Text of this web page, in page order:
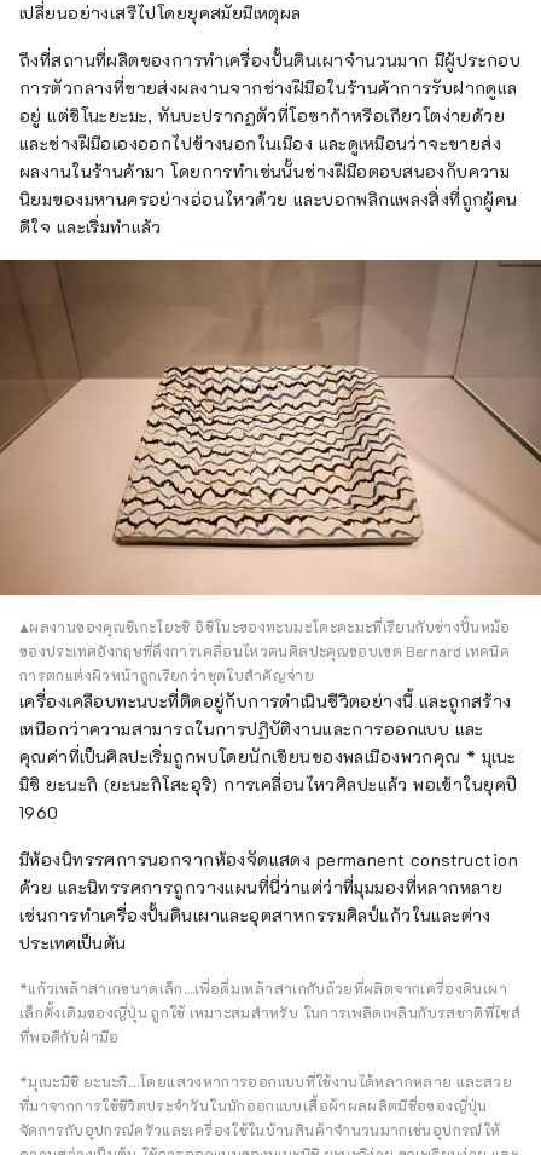
เปลี่ยนอย่างเสรีไปโดยยุคสมัยมีเหตุผล
ถึงที่สถานที่ผลิตของการทำเครื่องปั้นดินเผาจำนวนมาก มีผู้ประกอบ
การตัวกลางที่ขายส่งผลงานจากช่างฝีมือในร้านค้าการรับฝากดูแล
อยู่ แต่ชิโนะยะมะ, ทันบะปรากฏตัวที่โอซาก้าหรือเกียวโตง่ายด้วย
และช่างฝีมือเองออกไปข้างนอกในเมือง และดูเหมือนว่าจะขายส่ง
ผลงานในร้านค้ามา โดยการทำเช่นนั้นช่างฝีมือตอบสนองกับความ
นิยมของมหานครอย่างอ่อนไหวด้วย และบอกพลิกแพลงสิ่งที่ถูกผู้คน
ดีใจ และเริ่มทำแล้ว
▲ผลงานของคุณชิเกะโยะชิ อิชิโนะของทะนมะโดะคะมะที่เรียนกับช่างปั้นหม้อ
ของประเทศอังกฤษที่ดึงการเคลื่อนไหวคนศิลปะคุณขอบเขต Bernard เทคนิค
การตกแต่งผิวหน้าถูกเรียกว่าชุดใบสำคัญจ่าย
เครื่องเคลือบทะนบะที่ติดอยู่กับการดำเนินชีวิตอย่างนี้ และถูกสร้าง
เหนือกว่าความสามารถในการปฏิบัติงานและการออกแบบ และ
คุณค่าที่เป็นศิลปะเริ่มถูกพบโดยนักเขียนของพลเมืองพวกคุณ * มุเนะ
มิชิ ยะนะกิ (ยะนะกิโสะอุริ) การเคลื่อนไหวศิลปะแล้ว พอเข้าในยุคปี
1960
มีห้องนิทรรศการนอกจากห้องจัดแสดง permanent construction
ด้วย และนิทรรศการถูกวางแผนที่นี่ว่าแต่ว่าที่มุมมองที่หลากหลาย
เช่นการทำเครื่องปั้นดินเผาและอุตสาหกรรมศิลป์แก้วในและต่าง
ประเทศเป็นต้น
*แก้วเหล้าสาเกขนาดเล็ก....เพื่อดื่มเหล้าสาเกกับถ้วยที่ผลิตจากเครื่องดินเผา
เล็กดั้งเดิมของญี่ปุ่น ถูกใช้ เหมาะสมสำหรับ ในการเพลิดเพลินกับรสชาติที่ไซส์
ที่พอดีกับฝ่ามือ
*มุเนะมิชิ ยะนะกิ....โดยแสวงหาการออกแบบที่ใช้งานได้หลากหลาย และสวย
ที่มาจากการใช้ชีวิตประจำวันในนักออกแบบเสื้อผ้าผลผลิตมีชื่อของญี่ปุ่น
จัดการกับอุปกรณ์ครัวและเครื่องใช้ในบ้านสินค้าจำนวนมากเช่นอุปกรณ์ให้